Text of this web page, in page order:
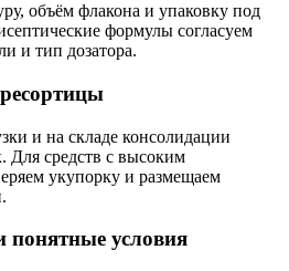
объём флакона и упаковку под
формулы согласуем
и тип дозатора.
и на складе консолидации
Для средств с высоким
укупорку и размещаем
понятные условия